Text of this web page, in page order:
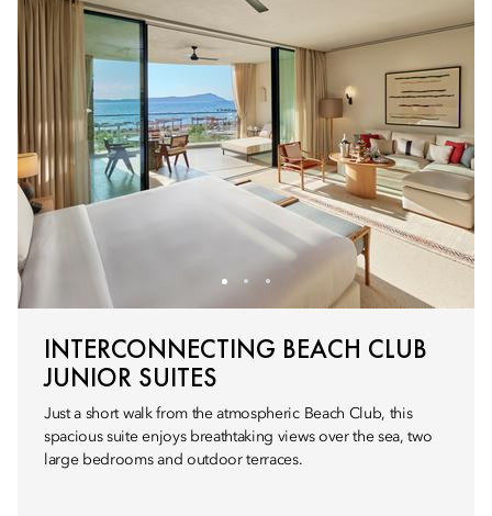
INTERCONNECTING BEACH CLUB
JUNIOR SUITES
Just a short walk from the atmospheric Beach Club, this
spacious suite enjoys breathtaking views over the sea, two
large bedrooms and outdoor terraces.